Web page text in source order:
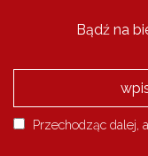
Bądź na
Przechodząc dalej,